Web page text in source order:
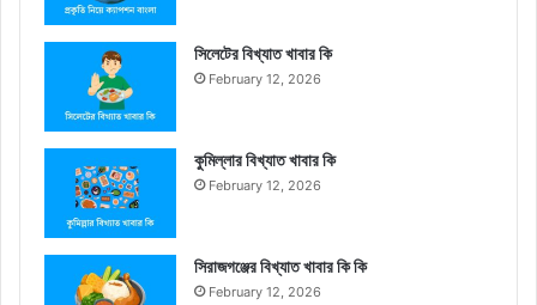
সিলেটের বিখ্যাত খাবার কি
February 12, 2026
কুমিল্লার বিখ্যাত খাবার কি
February 12, 2026
সিরাজগঞ্জের বিখ্যাত খাবার কি কি
February 12, 2026